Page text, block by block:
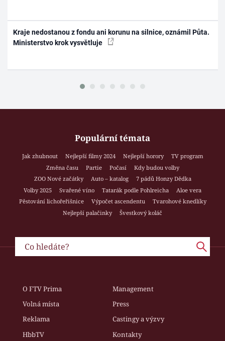
Kraje nedostanou z fondu ani korunu na silnice, oznámil Půta.
Ministerstvo krok vysvětluje
Populární témata
Jak zhubnout Nejlepší filmy 2024 Nejlepší horory
TV program
Změna času
Partie Počasí
Kdy budou volby
ZOO Nové začátky
Auto – katalog
7 pádů Honzy Dědka
Volby 2025
Svařené víno Tatarák podle Pohlreicha
Aloe vera
Pěstování lichořeřišnice
Výpočet ascendentu
Tvarohové knedlíky
Nejlepší palačinky
Švestkový koláč
O FTV Prima
Management
Volná místa
Press
Reklama
Castingy a výzvy
HbbTV
Kontakty